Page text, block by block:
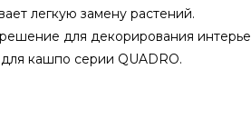
легкую замену растений.
для декорирования
кашпо серии QUADRO.